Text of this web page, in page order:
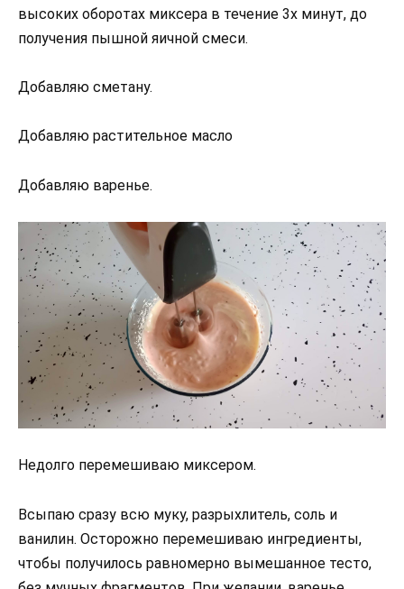
высоких оборотах миксера в течение 3х минут, до
получения пышной яичной смеси.
Добавляю сметану.
Добавляю растительное масло
Добавляю варенье.
Недолго перемешиваю миксером.
Всыпаю сразу всю муку, разрыхлитель, соль и
ванилин. Осторожно перемешиваю ингредиенты,
чтобы получилось равномерно вымешанное тесто,